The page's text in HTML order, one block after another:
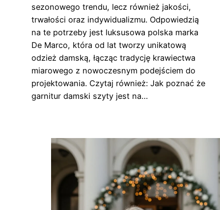
sezonowego trendu, lecz również jakości,
trwałości oraz indywidualizmu. Odpowiedzią
na te potrzeby jest luksusowa polska marka
De Marco, która od lat tworzy unikatową
odzież damską, łącząc tradycję krawiectwa
miarowego z nowoczesnym podejściem do
projektowania. Czytaj również: Jak poznać że
garnitur damski szyty jest na…